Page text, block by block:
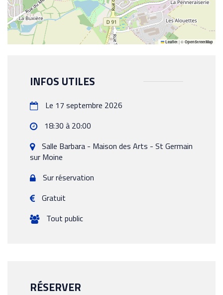
Leaflet |© OpenStreetMap
INFOS UTILES
Le 17 septembre 2026
18:30 à 20:00
Salle Barbara - Maison des Arts - St Germain
sur Moine
Sur réservation
Gratuit
Tout public
RÉSERVER